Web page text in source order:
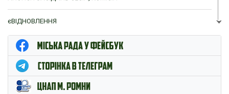
єВІДНОВЛЕННЯ
ЦНАП м. Ромни